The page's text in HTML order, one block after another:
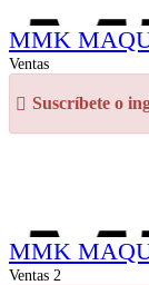
MMK
Ventas
Suscríbete o
MMK
Ventas 2